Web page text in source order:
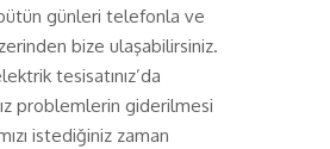
günleri telefonla ve
bize ulaşabilirsiniz.
tesisatınız’da
problemlerin giderilmesi
istediğiniz zaman